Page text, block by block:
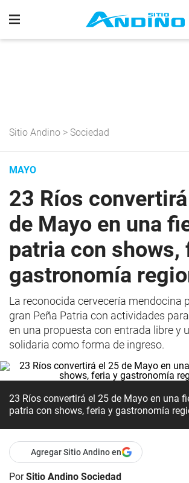
Sitio Andino > Sociedad
MAYO
23 Ríos
de Mayo en una
patria con shows,
gastronomía
La reconocida cervecería mendocina
gran Peña Patria con actividades
en una propuesta con entrada libre y
solidaria como forma de ingreso.
23 Ríos convertirá el 25 de Mayo en una
patria con shows, feria y gastronomía
Agregar Sitio Andino en
PorSitio Andino Sociedad